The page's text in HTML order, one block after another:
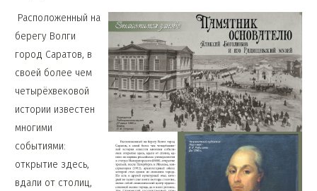
Расположенный на
берегу Волги
город Саратов, в
своей более чем
четырёхвековой
истории известен
многими
событиями:
открытие здесь,
вдали от столиц,